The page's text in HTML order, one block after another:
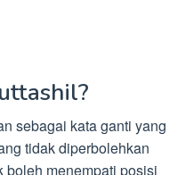
sebagai kata ganti yang
tidak diperbolehkan
boleh menempati posisi